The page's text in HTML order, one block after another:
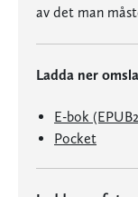
av det man
Ladda ner
E-bok
Pocket